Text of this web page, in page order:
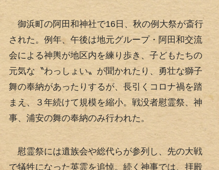
御浜町の阿田和神社で16日、秋の例大祭が斎行
された。例年、午後は地元グループ・阿田和交流
会による神輿が地区内を練り歩き、子どもたちの
元気な〝わっしょい〟が聞かれたり、勇壮な獅子
舞の奉納があったりするが、長引くコロナ禍を踏
まえ、３年続けて規模を縮小。戦没者慰霊祭、神
事、浦安の舞の奉納のみ行われた。
慰霊祭には遺族会や総代らが参列し、先の大戦
で犠牲になった英霊を追悼。続く神事では、拝殿